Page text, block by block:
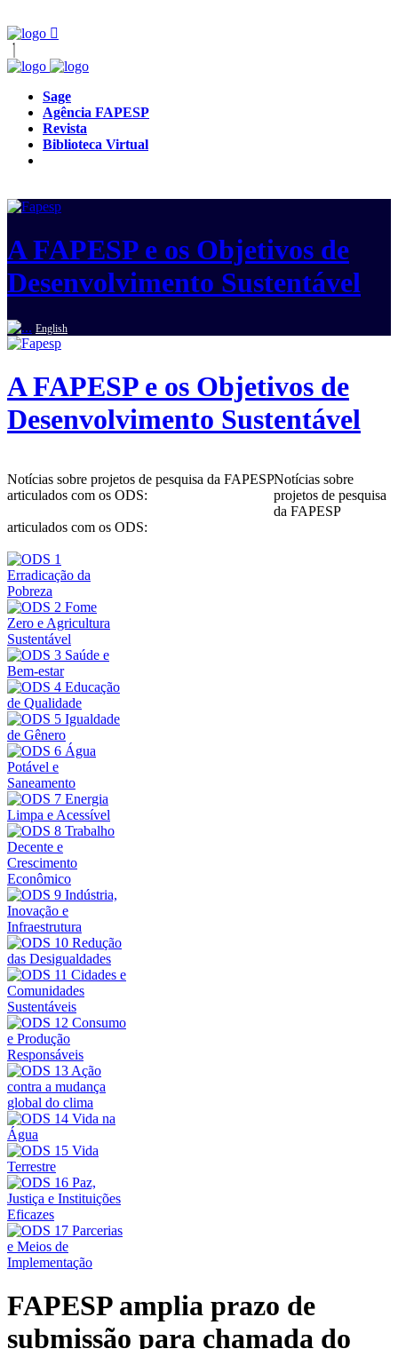
Sage
Agência FAPESP
Revista
Biblioteca Virtual
A FAPESP e os Objetivos de
Desenvolvimento Sustentável
English
A FAPESP e os Objetivos de
Desenvolvimento Sustentável
Notícias sobre projetos de pesquisa da FAPESP
articulados com os ODS:
Notícias sobre
projetos de pesquisa
da FAPESP
articulados com os ODS:
FAPESP amplia prazo de
submissão para chamada do